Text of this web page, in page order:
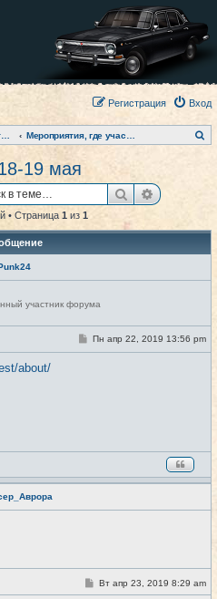
Вход
Регистрация
о
19 мая
Поиск
• Страница 1из 1
участник форума
#1
СПн апр 22, 2019 13:56 pm
about/
#2
С
о
Вт апр 23, 2019 8:29 am